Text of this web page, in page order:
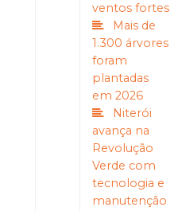
ventos fortes
Mais de
1.300 árvores
foram
plantadas
em 2026
Niterói
avança na
Revolução
Verde com
tecnologia e
manutenção